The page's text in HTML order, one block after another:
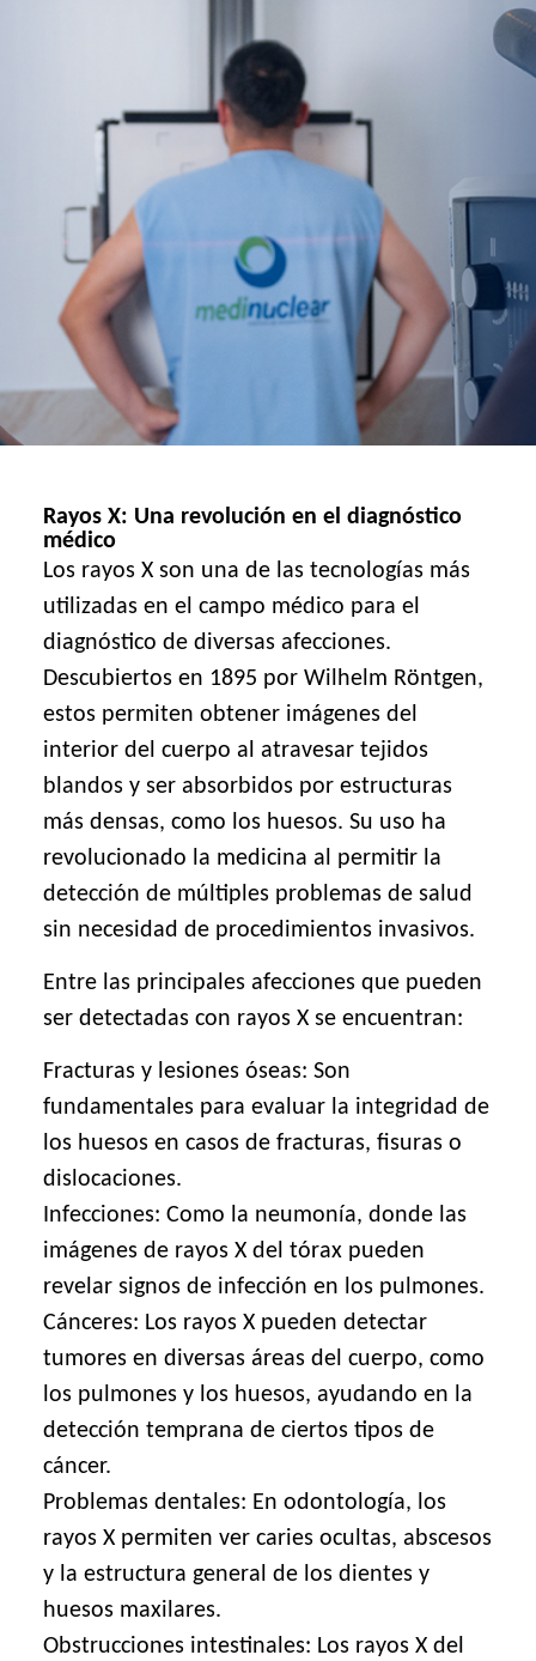
Rayos X: Una revolución en el diagnóstico
médico
Los rayos X son una de las tecnologías más
utilizadas en el campo médico para el
diagnóstico de diversas afecciones.
Descubiertos en 1895 por Wilhelm Röntgen,
estos permiten obtener imágenes del
interior del cuerpo al atravesar tejidos
blandos y ser absorbidos por estructuras
más densas, como los huesos. Su uso ha
revolucionado la medicina al permitir la
detección de múltiples problemas de salud
sin necesidad de procedimientos invasivos.
Entre las principales afecciones que pueden
ser detectadas con rayos X se encuentran:
Fracturas y lesiones óseas: Son
fundamentales para evaluar la integridad de
los huesos en casos de fracturas, fisuras o
dislocaciones.
Infecciones: Como la neumonía, donde las
imágenes de rayos X del tórax pueden
revelar signos de infección en los pulmones.
Cánceres: Los rayos X pueden detectar
tumores en diversas áreas del cuerpo, como
los pulmones y los huesos, ayudando en la
detección temprana de ciertos tipos de
cáncer.
Problemas dentales: En odontología, los
rayos X permiten ver caries ocultas, abscesos
y la estructura general de los dientes y
huesos maxilares.
Obstrucciones intestinales: Los rayos X del